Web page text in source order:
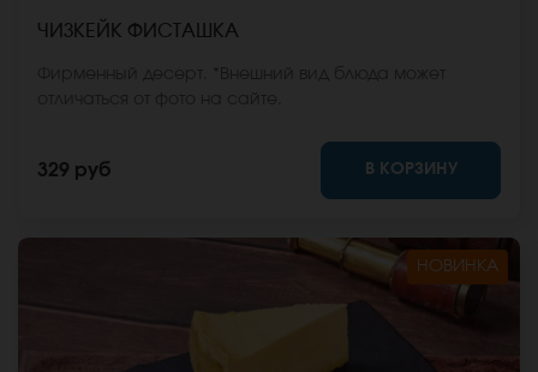
ЧИЗКЕЙК ФИСТАШКА
329 руб В КОРЗИНУ
НОВИНКА